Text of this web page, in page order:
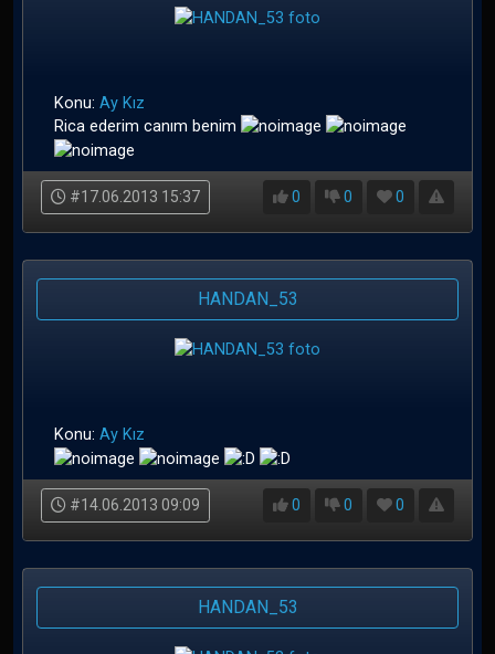
Konu: Ay Kız
Rica ederim canım benim
#17.06.2013 15:37 0 0 0
HANDAN_53
Konu: Ay Kız
#14.06.2013 09:09 0 0 0
HANDAN_53